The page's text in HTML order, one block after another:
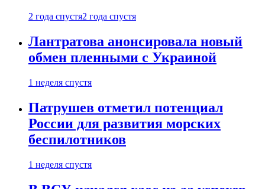
2 года спустя2 года спустя
Лантратова анонсировала новый
обмен пленными с Украиной
1 неделя спустя
Патрушев отметил потенциал
России для развития морских
беспилотников
1 неделя спустя